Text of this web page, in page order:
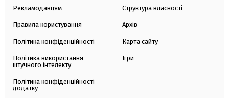
Рекламодавцям
Правила користування
Політика конфіденційності
Політика використання
штучного інтелекту
Політика конфіденційності
додатку
Структура власності
Архів
Карта сайту
Ігри